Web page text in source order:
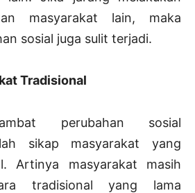
masyarakat lain, maka
sosial juga sulit terjadi.
Tradisional
perubahan sosial
sikap masyarakat yang
Artinya masyarakat masih
tradisional yang lama